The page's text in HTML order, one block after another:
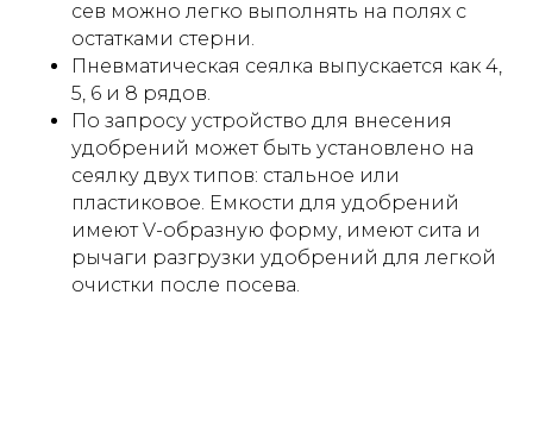
сев можно легко выполнять на полях с
остатками стерни.
Пневматическая сеялка выпускается как 4,
5, 6 и 8 рядов.
По запросу устройство для внесения
удобрений может быть установлено на
сеялку двух типов: стальное или
пластиковое. Емкости для удобрений
имеют V-образную форму, имеют сита и
рычаги разгрузки удобрений для легкой
очистки после посева.